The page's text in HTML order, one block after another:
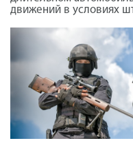
движений в условиях